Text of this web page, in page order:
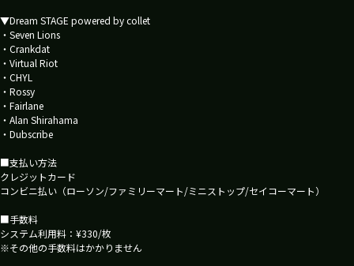
▼Dream STAGE powered by collet
・Seven Lions
・Crankdat
・Virtual Riot
・CHYL
・Rossy
・Fairlane
・Alan Shirahama
・Dubscribe
■支払い方法
クレジットカード
コンビニ払い（ローソン/ファミリーマート/ミニストップ/セイコーマート）
■手数料
システム利用料：¥330/枚
※その他の手数料はかかりません